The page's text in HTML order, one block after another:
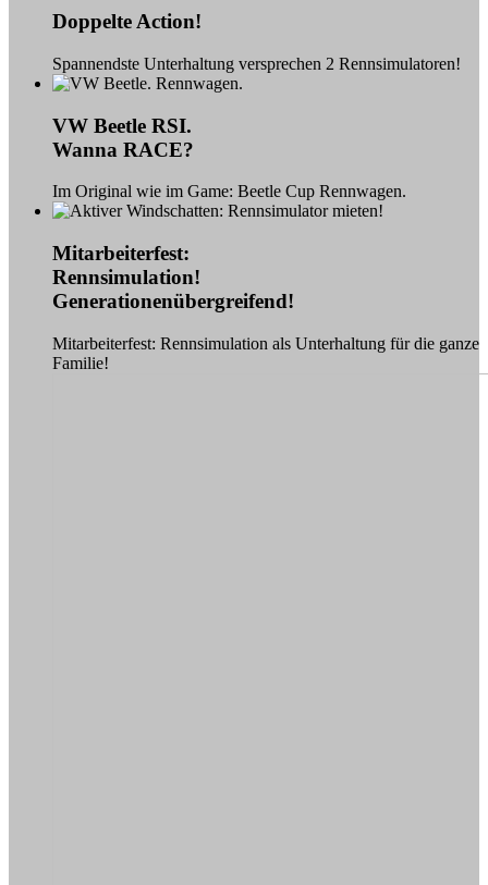
Doppelte Action!
Spannendste Unterhaltung versprechen 2 Rennsimulatoren!
VW Beetle RSI.
Wanna RACE?
Im Original wie im Game: Beetle Cup Rennwagen.
Mitarbeiterfest:
Rennsimulation!
Generationenübergreifend!
Mitarbeiterfest: Rennsimulation als Unterhaltung für die ganze
Familie!